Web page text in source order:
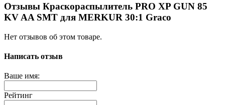
Отзывы Краскораспылитель PRO XP GUN 85
KV AA SMT для MERKUR 30:1 Graco
Нет отзывов об этом товаре.
Написать отзыв
Ваше имя:
Рейтинг